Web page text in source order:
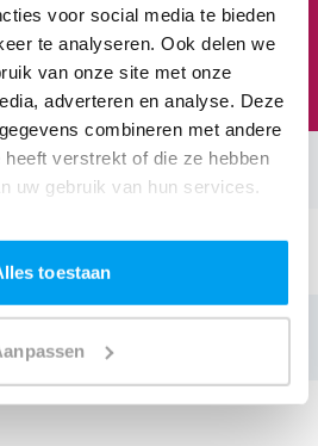
voor social media te bieden
te analyseren. Ook delen we
van onze site met onze
adverteren en analyse. Deze
combineren met andere
verstrekt of die ze hebben
uw gebruik van hun services.
toestaan
naar uit te kijken
te popelen!